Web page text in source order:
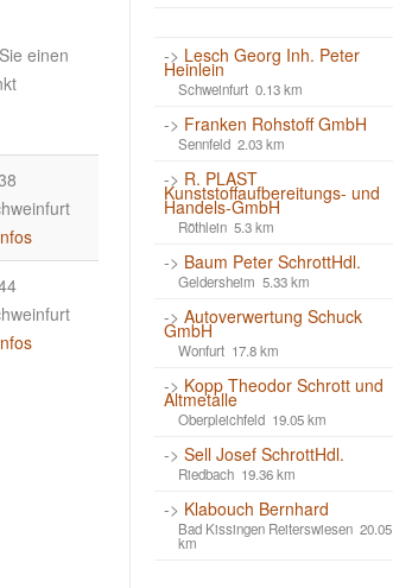
einen
-> Lesch Georg Inh. Peter
Heinlein
Schweinfurt 0.13 km
-> Franken Rohstoff GmbH
Sennfeld 2.03 km
-> R. PLAST
Kunststoffaufbereitungs- und
Handels-GmbH
Röthlein 5.3 km
-> Baum Peter SchrottHdl.
Geldersheim 5.33 km
->Autoverwertung Schuck
GmbH
Wonfurt 17.8 km
-> Kopp Theodor Schrott und
Altmetalle
Oberpleichfeld 19.05 km
->Sell Josef SchrottHdl.
Riedbach 19.36 km
-> Klabouch Bernhard
Bad Kissingen Reiterswiesen 20.05
km